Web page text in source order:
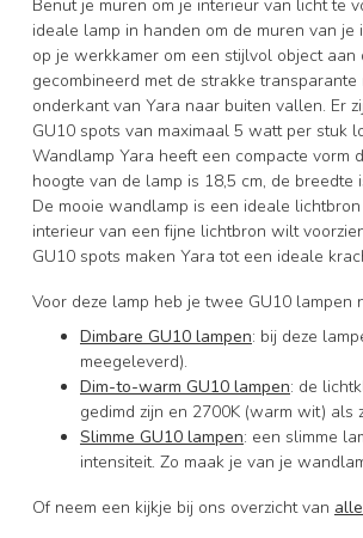
Benut je muren om je interieur van licht te
ideale lamp in handen om de muren van
op je werkkamer om een stijlvol object
gecombineerd met de strakke
onderkant van Yara naar buiten vallen. Er
GU10 spots van maximaal 5 watt per stuk
Wandlamp Yara heeft een compacte vorm
hoogte van de lamp is 18,5 cm, de
De mooie wandlamp is een ideale
interieur van een fijne lichtbron wilt
GU10 spots maken Yara tot een ideale
Voor deze lamp heb je twee GU10 lampen
Dimbare GU10 lampen: bij deze
meegeleverd).
Dim-to-warm GU10 lampen: de
gedimd zijn en 2700K (warm wit) als
Slimme GU10 lampen: een slimme
intensiteit. Zo maak je van je
Of neem een kijkje bij ons overzicht van